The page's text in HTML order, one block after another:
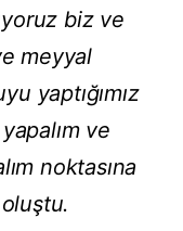
biz ve
meyyal
yaptığımız
ve
noktasına